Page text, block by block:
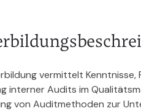
vermittelt Kenntnisse,
interner Audits im
von Auditmethoden zur